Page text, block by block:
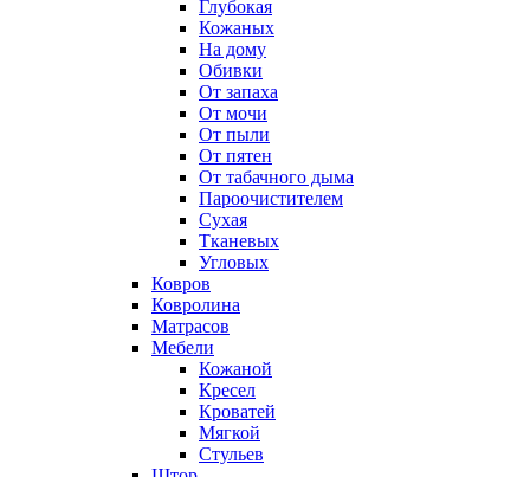
Глубокая
Кожаных
На дому
Обивки
От запаха
От мочи
От пыли
От пятен
От табачного дыма
Пароочистителем
Сухая
Тканевых
Угловых
Ковров
Ковролина
Матрасов
Мебели
Кожаной
Кресел
Кроватей
Мягкой
Стульев